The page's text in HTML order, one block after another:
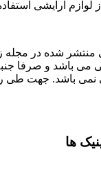
آرایشی
شده در مجله
می باشد و صرفا
نمی باشد. جهت طی
ها